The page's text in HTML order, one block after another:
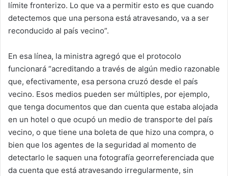
límite fronterizo. Lo que va a permitir esto es que cuando
detectemos que una persona está atravesando, va a ser
reconducido al país vecino”.
En esa línea, la ministra agregó que el protocolo
funcionará “acreditando a través de algún medio razonable
que, efectivamente, esa persona cruzó desde el país
vecino. Esos medios pueden ser múltiples, por ejemplo,
que tenga documentos que dan cuenta que estaba alojada
en un hotel o que ocupó un medio de transporte del país
vecino, o que tiene una boleta de que hizo una compra, o
bien que los agentes de la seguridad al momento de
detectarlo le saquen una fotografía georreferenciada que
da cuenta que está atravesando irregularmente, sin